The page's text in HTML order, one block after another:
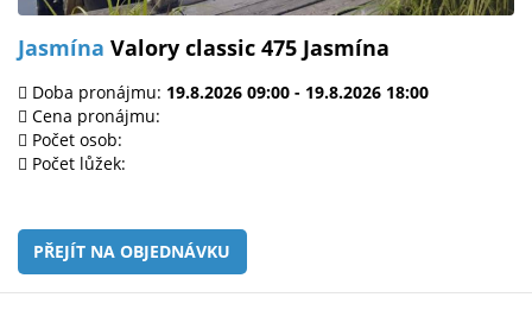
Jasmína Valory classic 475 Jasmína
Doba pronájmu: 19.8.2026 09:00 - 19.8.2026 18:00
Cena pronájmu:
Počet osob:
Počet lůžek:
PŘEJÍT NA OBJEDNÁVKU